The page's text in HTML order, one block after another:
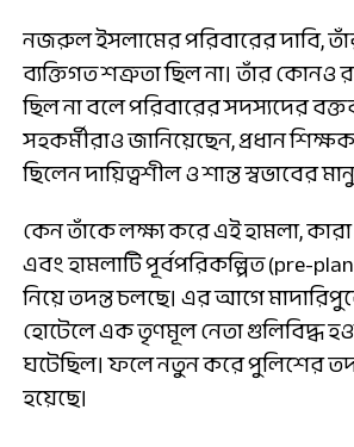
নজরুল ইসলামের পরিবারের দাবি,
ব্যক্তিগত শত্রুতা ছিল না। তাঁর
ছিল না বলে পরিবারের সদস্যদের
সহকর্মীরাও জানিয়েছেন, প্রধান
ছিলেন দায়িত্বশীল ও শান্ত স্বভাবের
কেন তাঁকে লক্ষ্য করে এই হামলা,
এবং হামলাটি পূর্বপরিকল্পিত (pre-
নিয়ে তদন্ত চলছে। এর আগে
হোটেলে এক তৃণমূল নেতা গুলিবিদ্ধ
ঘটেছিল। ফলে নতুন করে পুলিশের
হয়েছে।